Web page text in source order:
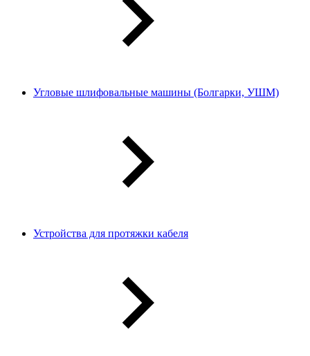
Угловые шлифовальные машины (Болгарки, УШМ)
Устройства для протяжки кабеля